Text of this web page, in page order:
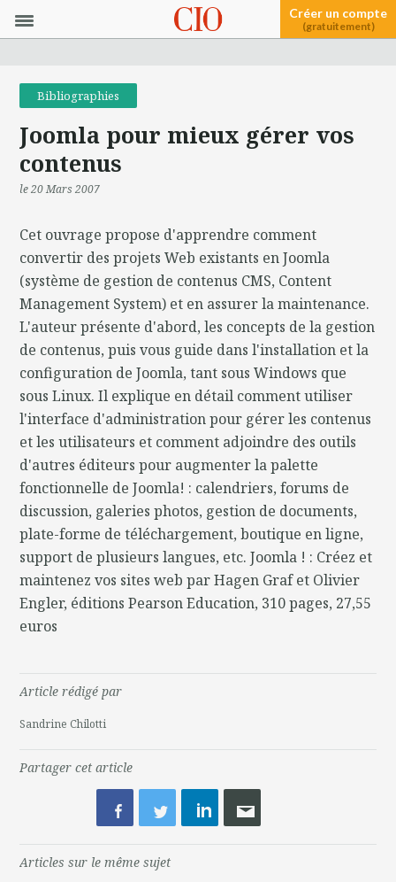
Créer un compte
(gratuitement)
Bibliographies
Joomla pour mieux gérer vos
contenus
le 20 Mars 2007
Cet ouvrage propose d'apprendre comment
convertir des projets Web existants en Joomla
(système de gestion de contenus CMS, Content
Management System) et en assurer la maintenance.
L'auteur présente d'abord, les concepts de la gestion
de contenus, puis vous guide dans l'installation et la
configuration de Joomla, tant sous Windows que
sous Linux. Il explique en détail comment utiliser
l'interface d'administration pour gérer les contenus
et les utilisateurs et comment adjoindre des outils
d'autres éditeurs pour augmenter la palette
fonctionnelle de Joomla! : calendriers, forums de
discussion, galeries photos, gestion de documents,
plate-forme de téléchargement, boutique en ligne,
support de plusieurs langues, etc. Joomla ! : Créez et
maintenez vos sites web par Hagen Graf et Olivier
Engler, éditions Pearson Education, 310 pages, 27,55
euros
Article rédigé par
Sandrine Chilotti
Partager cet article
Articles sur le même sujet